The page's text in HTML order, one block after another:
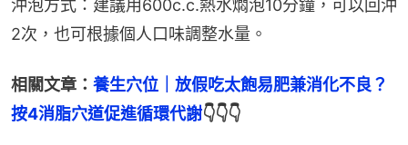
沖泡方式：建議用600c.c.熱水燜泡10分鐘，可以回沖
2次，也可根據個人口味調整水量。
相關文章： 養生穴位｜放假吃太飽易肥兼消化不良？
按4消脂穴道促進循環代謝👇👇👇